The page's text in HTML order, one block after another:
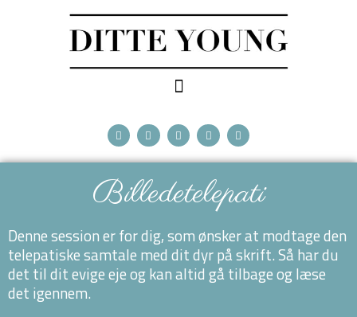
Billedetelepati
Denne session er for dig, som ønsker at modtage den
telepatiske samtale med dit dyr på skrift. Så har du
det til dit evige eje og kan altid gå tilbage og læse
det igennem.